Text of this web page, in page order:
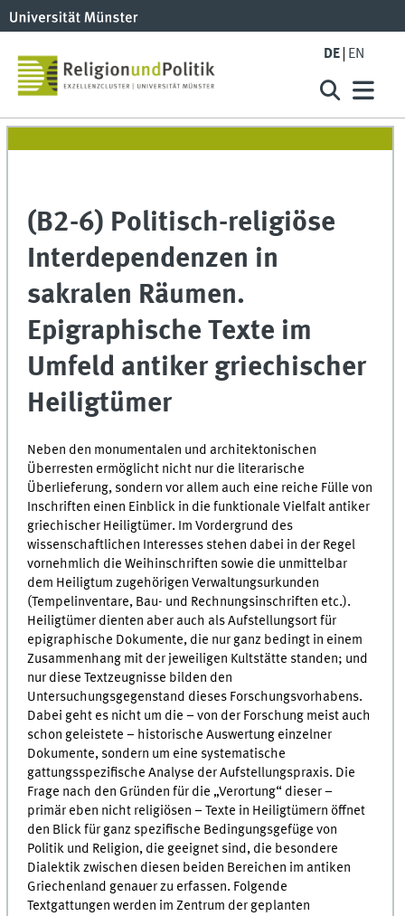
DE EN
(B2-6) Politisch-religiöse
Interdependenzen in
sakralen Räumen.
Epigraphische Texte im
Umfeld antiker griechischer
Heiligtümer
Neben den monumentalen und architektonischen
Überresten ermöglicht nicht nur die literarische
Überlieferung, sondern vor allem auch eine reiche Fülle von
Inschriften einen Einblick in die funktionale Vielfalt antiker
griechischer Heiligtümer. Im Vordergrund des
wissenschaftlichen Interesses stehen dabei in der Regel
vornehmlich die Weihinschriften sowie die unmittelbar
dem Heiligtum zugehörigen Verwaltungsurkunden
(Tempelinventare, Bau- und Rechnungsinschriften etc.).
Heiligtümer dienten aber auch als Aufstellungsort für
epigraphische Dokumente, die nur ganz bedingt in einem
Zusammenhang mit der jeweiligen Kultstätte standen; und
nur diese Textzeugnisse bilden den
Untersuchungsgegenstand dieses Forschungsvorhabens.
Dabei geht es nicht um die – von der Forschung meist auch
schon geleistete – historische Auswertung einzelner
Dokumente, sondern um eine systematische
gattungsspezifische Analyse der Aufstellungspraxis. Die
Frage nach den Gründen für die „Verortung“ dieser –
primär eben nicht religiösen – Texte in Heiligtümern öffnet
den Blick für ganz spezifische Bedingungsgefüge von
Politik und Religion, die geeignet sind, die besondere
Dialektik zwischen diesen beiden Bereichen im antiken
Griechenland genauer zu erfassen. Folgende
Textgattungen werden im Zentrum der geplanten